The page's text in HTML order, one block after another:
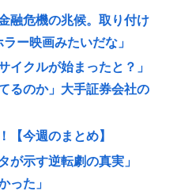
融危機の兆候。取り付け
ー映画みたいだな」
イクルが始まったと？」
るのか」大手証券会社の
【今週のまとめ】
が示す逆転劇の真実」
った」